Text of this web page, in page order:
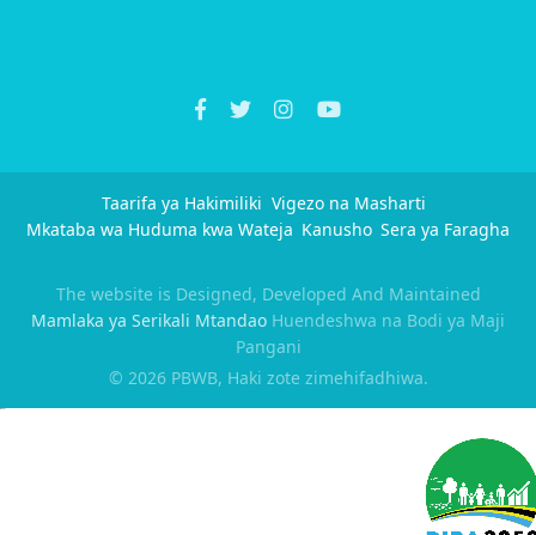
Taarifa ya Hakimiliki Vigezo na Masharti
Mkataba wa Huduma kwa Wateja Kanusho Sera ya Faragha
The website is Designed, Developed And Maintained
Mamlaka ya Serikali Mtandao Huendeshwa na Bodi ya Maji
Pangani
© 2026 PBWB, Haki zote zimehifadhiwa.